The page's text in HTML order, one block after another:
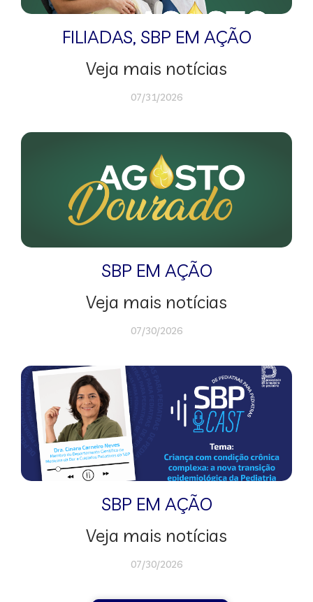
FILIADAS, SBP EM AÇÃO
Veja mais notícias
07/31/2026
SBP EM AÇÃO
Veja mais notícias
07/30/2026
SBP EM AÇÃO
Veja mais notícias
07/30/2026